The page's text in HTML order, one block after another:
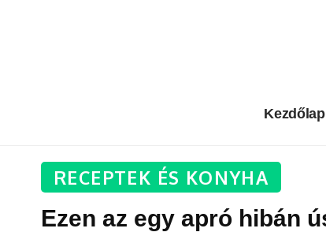
Kezdőlap
RECEPTEK ÉS KONYHA
Ezen az egy apró hibán